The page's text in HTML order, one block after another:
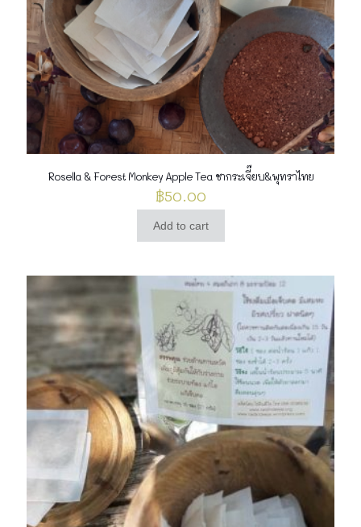
Rosella & Forest Monkey Apple Tea ชากระเจี๊ยบ&พุทราไทย
฿50.00
Add to cart